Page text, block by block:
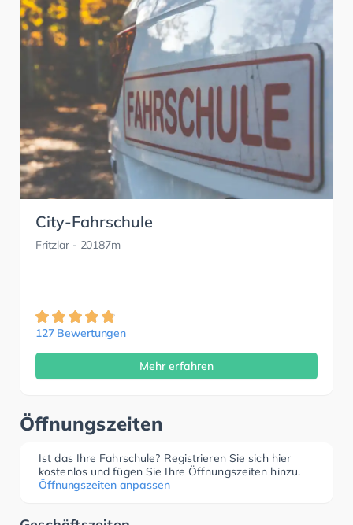
City-Fahrschule
Fritzlar- 20187m
127 Bewertungen
Mehr erfahren
Öffnungszeiten
Ist das Ihre Fahrschule? Registrieren Sie sich hier
kostenlos und fügen Sie Ihre Öffnungszeiten hinzu.
Öffnungszeiten anpassen